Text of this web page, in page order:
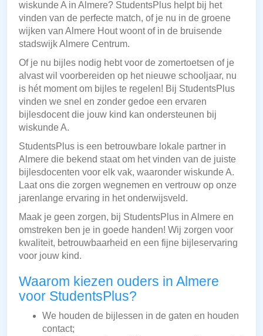
wiskunde A in Almere? StudentsPlus helpt bij het
vinden van de perfecte match, of je nu in de groene
wijken van Almere Hout woont of in de bruisende
stadswijk Almere Centrum.
Of je nu bijles nodig hebt voor de zomertoetsen of je
alvast wil voorbereiden op het nieuwe schooljaar, nu
is hét moment om bijles te regelen! Bij StudentsPlus
vinden we snel en zonder gedoe een ervaren
bijlesdocent die jouw kind kan ondersteunen bij
wiskunde A.
StudentsPlus is een betrouwbare lokale partner in
Almere die bekend staat om het vinden van de juiste
bijlesdocenten voor elk vak, waaronder wiskunde A.
Laat ons die zorgen wegnemen en vertrouw op onze
jarenlange ervaring in het onderwijsveld.
Maak je geen zorgen, bij StudentsPlus in Almere en
omstreken ben je in goede handen! Wij zorgen voor
kwaliteit, betrouwbaarheid en een fijne bijleservaring
voor jouw kind.
Waarom kiezen ouders in Almere
voor StudentsPlus?
We houden de bijlessen in de gaten en houden
contact;